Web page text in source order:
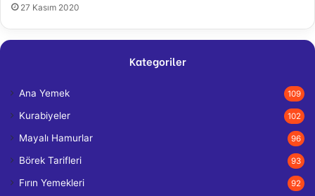
27 Kasım 2020
Kategoriler
Ana Yemek 109
Kurabiyeler 102
Mayalı Hamurlar 96
Börek Tarifleri 93
Fırın Yemekleri 92